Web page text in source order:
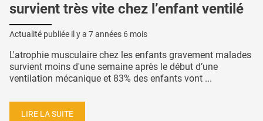
survient très vite chez l’enfant ventilé
Actualité publiée il y a 7 années 6 mois
L'atrophie musculaire chez les enfants gravement malades
survient moins d'une semaine après le début d’une
ventilation mécanique et 83% des enfants vont ...
LIRE LA SUITE